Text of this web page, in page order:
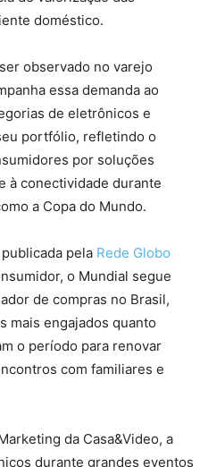
doméstico.
observado no varejo
essa demanda ao
de eletrônicos e
portfólio, refletindo o
por soluções
à conectividade durante
a Copa do Mundo.
pela Rede Globo
o Mundial segue
de compras no Brasil,
mais engajados quanto
o período para renovar
com familiares e
da Casa&Video, a
durante grandes eventos